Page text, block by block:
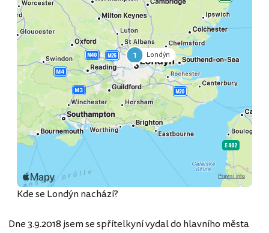
1 Londýn
Kde se Londýn nachází?
Dne 3.9.2018 jsem se spřítelkyní vydal do hlavního města